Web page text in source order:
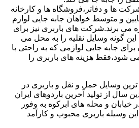
ها و دفاتر،فروشگاه ها و کارخانه
و متوسط خواهان جابه جایی لوازم
می برند.شرکت های باربری نیز برای
گونه وسایل نقلیه را به محل می
جابه جایی لوازمی که به راحتی با
شود،فقط هزینه های باربری را
ترین وسایل حمل و نقل و باربری در
سال از تولید آخرین باردوهای ایران
خیابان و محله های ابرکوه به وفور
وسیله باربری محبوب و کارآمد